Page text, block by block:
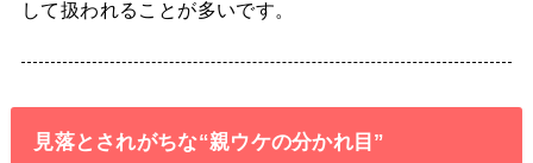
して扱われることが多いです。
見落とされがちな“親ウケの分かれ目”